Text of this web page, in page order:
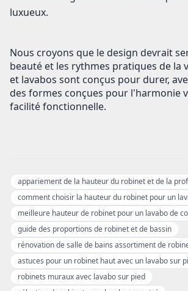
luxueux.
Nous croyons que le design devrait
beauté et les rythmes pratiques de la
et lavabos sont conçus pour durer,
des formes conçues pour l'harmonie
facilité fonctionnelle.
appariement de la hauteur du robinet et de la
comment choisir la hauteur du robinet pour un
meilleure hauteur de robinet pour un lavabo de
guide des proportions de robinet et de bassin
rénovation de salle de bains assortiment de
astuces pour un robinet haut avec un lavabo sur
robinets muraux avec lavabo sur pied